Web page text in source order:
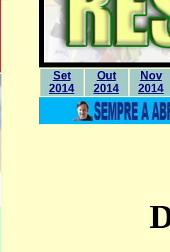
Set
2014
Out
2014
Nov
2014